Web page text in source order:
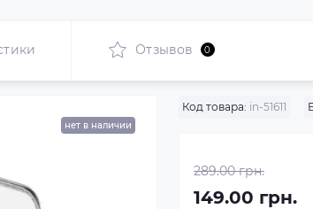
Отзывов 0
нет в наличии
Код товара: in-51611
289.00 грн.
149.00 грн.